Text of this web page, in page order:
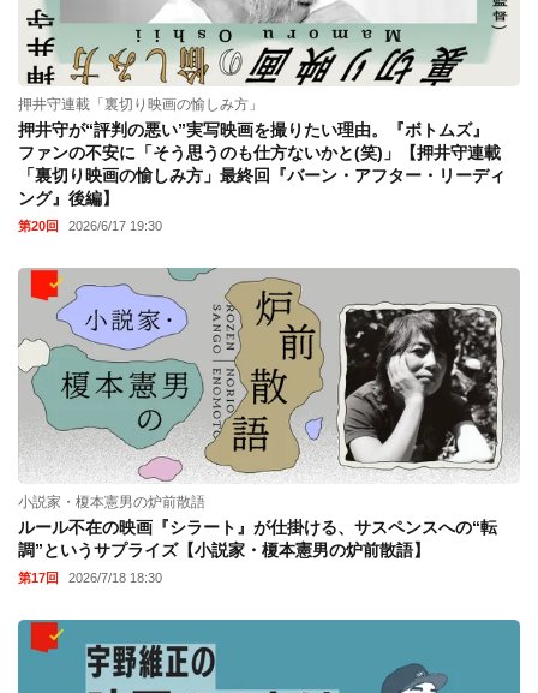
押井守連載「裏切り映画の愉しみ方」
押井守が“評判の悪い”実写映画を撮りたい理由。『ボトムズ』
ファンの不安に「そう思うのも仕方ないかと(笑)」【押井守連載
「裏切り映画の愉しみ方」最終回『バーン・アフター・リーディ
ング』後編】
第20回 2026/6/17 19:30
小説家・榎本憲男の炉前散語
ルール不在の映画『シラート』が仕掛ける、サスペンスへの“転
調”というサプライズ【小説家・榎本憲男の炉前散語】
第17回 2026/7/18 18:30